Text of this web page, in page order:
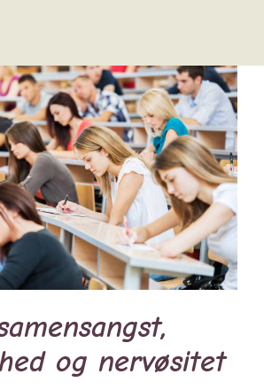
og nervøsitet